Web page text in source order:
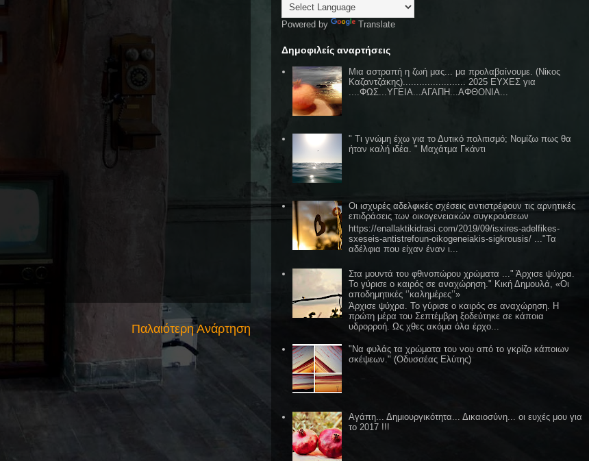
Παλαιότερη Ανάρτηση
Powered by Translate
Δημοφιλείς αναρτήσεις
Μια αστραπή η ζωή μας... μα προλαβαίνουμε. (Νίκος
Καζαντζάκης)....................... 2025 ΕΥΧΕΣ για
....ΦΩΣ...ΥΓΕΙΑ...ΑΓΑΠΗ...ΑΦΘΟΝΙΑ...
" Τι γνώμη έχω για το Δυτικό πολιτισμό; Νομίζω πως θα
ήταν καλή ιδέα. " Μαχάτμα Γκάντι
Οι ισχυρές αδελφικές σχέσεις αντιστρέφουν τις αρνητικές
επιδράσεις των οικογενειακών συγκρούσεων
https://enallaktikidrasi.com/2019/09/isxires-adelfikes-
sxeseis-antistrefoun-oikogeneiakis-sigkrousis/ ..."Τα
αδέλφια που είχαν έναν ι...
Στα μουντά του φθινοπώρου χρώματα ..." Άρχισε ψύχρα.
Το γύρισε ο καιρός σε αναχώρηση." Κική Δημουλά, «Οι
αποδημητικές ‘’καλημέρες’’»
Άρχισε ψύχρα. Το γύρισε ο καιρός σε αναχώρηση. Η
πρώτη μέρα του Σεπτέμβρη ξοδεύτηκε σε κάποια
υδρορροή. Ως χθες ακόμα όλα έρχο...
"Να φυλάς τα χρώματα του νου από το γκρίζο κάποιων
σκέψεων." (Οδυσσέας Ελύτης)
Αγάπη... Δημιουργικότητα... Δικαιοσύνη... οι ευχές μου για
το 2017 !!!